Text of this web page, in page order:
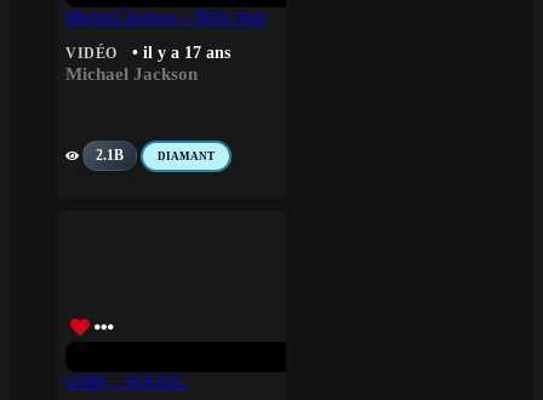
Michael Jackson – Billie Jean
VIDÉO • il y a 17 ans
Michael Jackson
2.1B DIAMANT
GIMS – SOLEIL